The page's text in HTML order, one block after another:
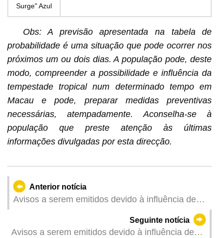
Surge" Azul
Obs: A previsão apresentada na tabela de
probabilidade é uma situação que pode ocorrer nos
próximos um ou dois dias. A população pode, deste
modo, compreender a possibilidade e influência da
tempestade tropical num determinado tempo em
Macau e pode, preparar medidas preventivas
necessárias, atempadamente. Aconselha-se à
população que preste atenção às últimas
informações divulgadas por esta direcção.
Anterior notícia
Avisos a serem emitidos devido à influência de
Seguinte notícia
Avisos a serem emitidos devido à influência de